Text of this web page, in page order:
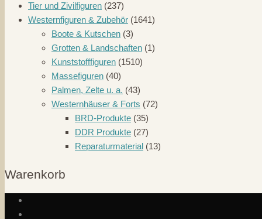
Tier und Zivilfiguren (237)
Westernfiguren & Zubehör (1641)
Boote & Kutschen (3)
Grotten & Landschaften (1)
Kunststofffiguren (1510)
Massefiguren (40)
Palmen, Zelte u. a. (43)
Westernhäuser & Forts (72)
BRD-Produkte (35)
DDR Produkte (27)
Reparaturmaterial (13)
Warenkorb